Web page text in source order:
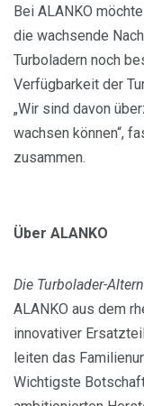
Bei ALANKO
die wachsende
Turboladern noch
Verfügbarkeit der
„Wir sind davon
wachsen können“,
zusammen.
Über ALANKO
Die Turbolader-
ALANKO aus dem
innovativer
leiten das
Wichtigste